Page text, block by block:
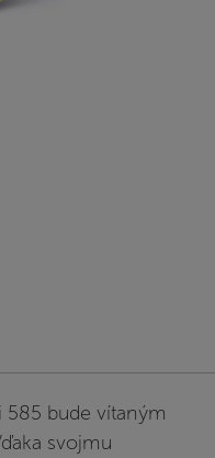
585 bude vítaným
svojmu